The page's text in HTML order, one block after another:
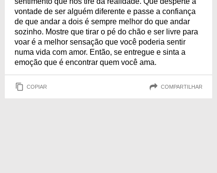
vontade de ser alguém diferente e passe a confiança
de que andar a dois é sempre melhor do que andar
sozinho. Mostre que tirar o pé do chão e ser livre para
voar é a melhor sensação que você poderia sentir
numa vida com amor. Então, se entregue e sinta a
emoção que é encontrar quem você ama.
COPIAR COMPARTILHAR